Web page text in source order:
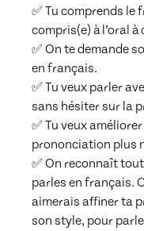
✅ Tu comprends le
compris(e) à l’oral
✅ On te demande
en français.
✅ Tu veux parler
sans hésiter sur la
✅ Tu veux
prononciation plus
✅ On reconnaît
parles en français.
aimerais affiner ta
son style, pour